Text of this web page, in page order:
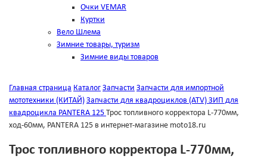
Очки VEMAR
Куртки
Вело Шлема
Зимние товары, туризм
Зимние виды товаров
Главная страница Каталог Запчасти Запчасти для импортной
мототехники (КИТАЙ) Запчасти для квадроциклов (ATV) ЗИП для
квадроцикла PANTERA 125 Трос топливного корректора L-770мм,
ход-60мм, PANTERA 125 в интернет-магазине moto18.ru
Трос топливного корректора L-770мм,